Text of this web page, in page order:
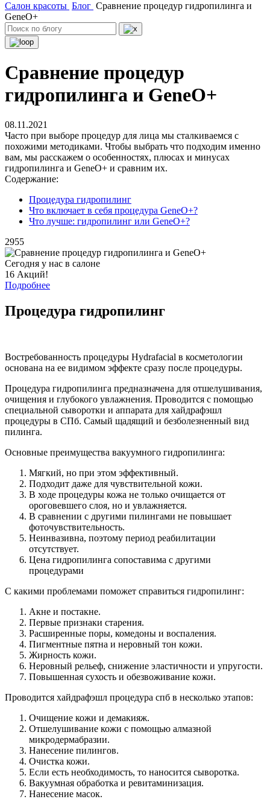
Салон красоты Блог Сравнение процедур гидропилинга и
GeneO+
Сравнение процедур
гидропилинга и GeneO+
08.11.2021
Часто при выборе процедур для лица мы сталкиваемся с
похожими методиками. Чтобы выбрать что подходим именно
вам, мы расскажем о особенностях, плюсах и минусах
гидропилинга и GeneO+ и сравним их.
Содержание:
Процедура гидропилинг
Что включает в себя процедура GeneO+?
Что лучше: гидропилинг или GeneO+?
2955
Сегодня у нас в салоне
16 Акций!
Подробнее
Процедура гидропилинг
Востребованность процедуры Hydrafacial в косметологии
основана на ее видимом эффекте сразу после процедуры.
Процедура гидропилинга предназначена для отшелушивания,
очищения и глубокого увлажнения. Проводится с помощью
специальной сыворотки и аппарата для хайдрафэшл
процедуры в СПб. Самый щадящий и безболезненный вид
пилинга.
Основные преимущества вакуумного гидропилинга:
Мягкий, но при этом эффективный.
Подходит даже для чувствительной кожи.
В ходе процедуры кожа не только очищается от
ороговевшего слоя, но и увлажняется.
В сравнении с другими пилингами не повышает
фоточувствительность.
Неинвазивна, поэтому период реабилитации
отсутствует.
Цена гидропилинга сопоставима с другими
процедурами
С какими проблемами поможет справиться гидропилинг:
Акне и постакне.
Первые признаки старения.
Расширенные поры, комедоны и воспаления.
Пигментные пятна и неровный тон кожи.
Жирность кожи.
Неровный рельеф, снижение эластичности и упругости.
Повышенная сухость и обезвоживание кожи.
Проводится хайдрафэшл процедура спб в несколько этапов:
Очищение кожи и демакияж.
Отшелушивание кожи с помощью алмазной
микродермабразии.
Нанесение пилингов.
Очистка кожи.
Если есть необходимость, то наносится сыворотка.
Вакуумная обработка и ревитаминизация.
Нанесение масок.